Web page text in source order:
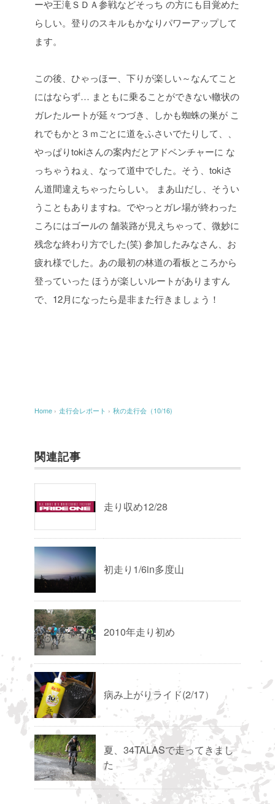
ーや王滝ＳＤＡ参戦などそっち の方にも目覚めた
らしい。登りのスキルもかなりパワーアップして
ます。
この後、ひゃっほー、下りが楽しい～なんてこと
にはならず… まともに乗ることができない轍状の
ガレたルートが延々つづき、しかも蜘蛛の巣が こ
れでもかと３ｍごとに道をふさいでたりして、、
やっぱりtokiさんの案内だとアドベンチャーに な
っちゃうねぇ、なって道中でした。そう、tokiさ
ん道間違えちゃったらしい。
まあ山だし、そうい
うこともありますね。でやっとガレ場が終わった
ころにはゴールの舗装路が見えちゃって、微妙に
残念な終わり方でした(笑) 参加したみなさん、お
疲れ様でした。あの最初の林道の看板ところから
登っていった ほうが楽しいルートがありますん
で、12月になったら是非また行きましょう！
Home › 走行会レポート › 秋の走行会（10/16)
関連記事
走り収め12/28
初走り1/6in多度山
2010年走り初め
病み上がりライド(2/17）
夏、34TALASで走ってきまし
た